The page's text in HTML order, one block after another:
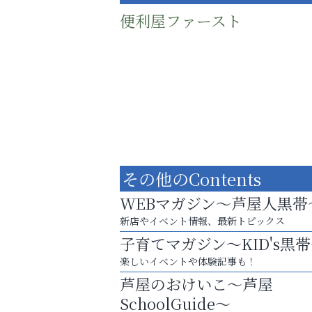
便利屋ファースト
庭のお手入れから遺品整理まで
ちょっとしたお困りごともOK!
芦屋インターナショナルスク
その他のContents
WEBマガジン～芦屋人黒帯
新店やイベント情報、最新トピックス
子育てマガジン～KID's黒
楽しいイベントや体験記事も！
芦屋のおけいこ～芦屋
SchoolGuide～